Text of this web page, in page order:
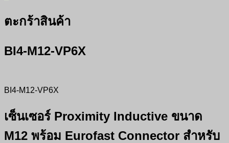
ตะกร้าสินค้า
BI4-M12-VP6X
BI4-M12-VP6X
เซ็นเซอร์ Proximity Inductive ขนาด
M12 พร้อม Eurofast Connector สำหรับ